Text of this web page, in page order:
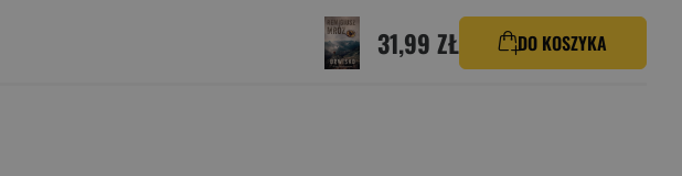
31,99 ZŁ DO KOSZYKA